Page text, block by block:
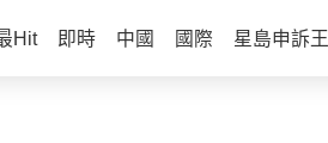
Hit 即時 中國 國際 星島申訴王